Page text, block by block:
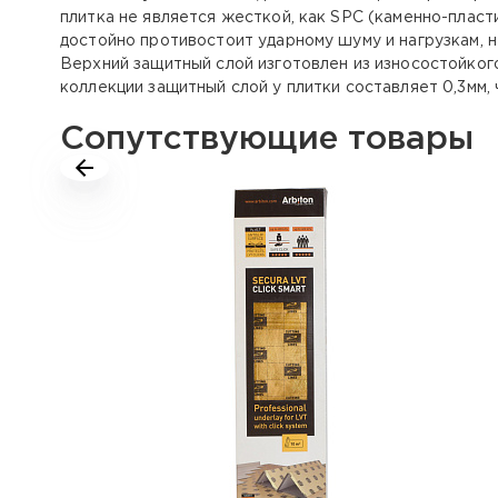
плитка не является жесткой, как SPC (каменно-
достойно противостоит ударному шуму и нагрузкам,
Верхний защитный слой изготовлен из
коллекции защитный слой у плитки составляет
Сопутствующие товары